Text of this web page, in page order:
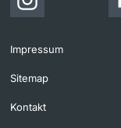
Impressum
Sitemap
Kontakt